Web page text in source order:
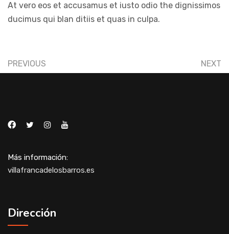
At vero eos et accusamus et iusto odio the dignissimos
ducimus qui blan ditiis et quas in culpa.
PREVIOUS NEXT
Más información:
villafrancadelosbarros.es
Dirección